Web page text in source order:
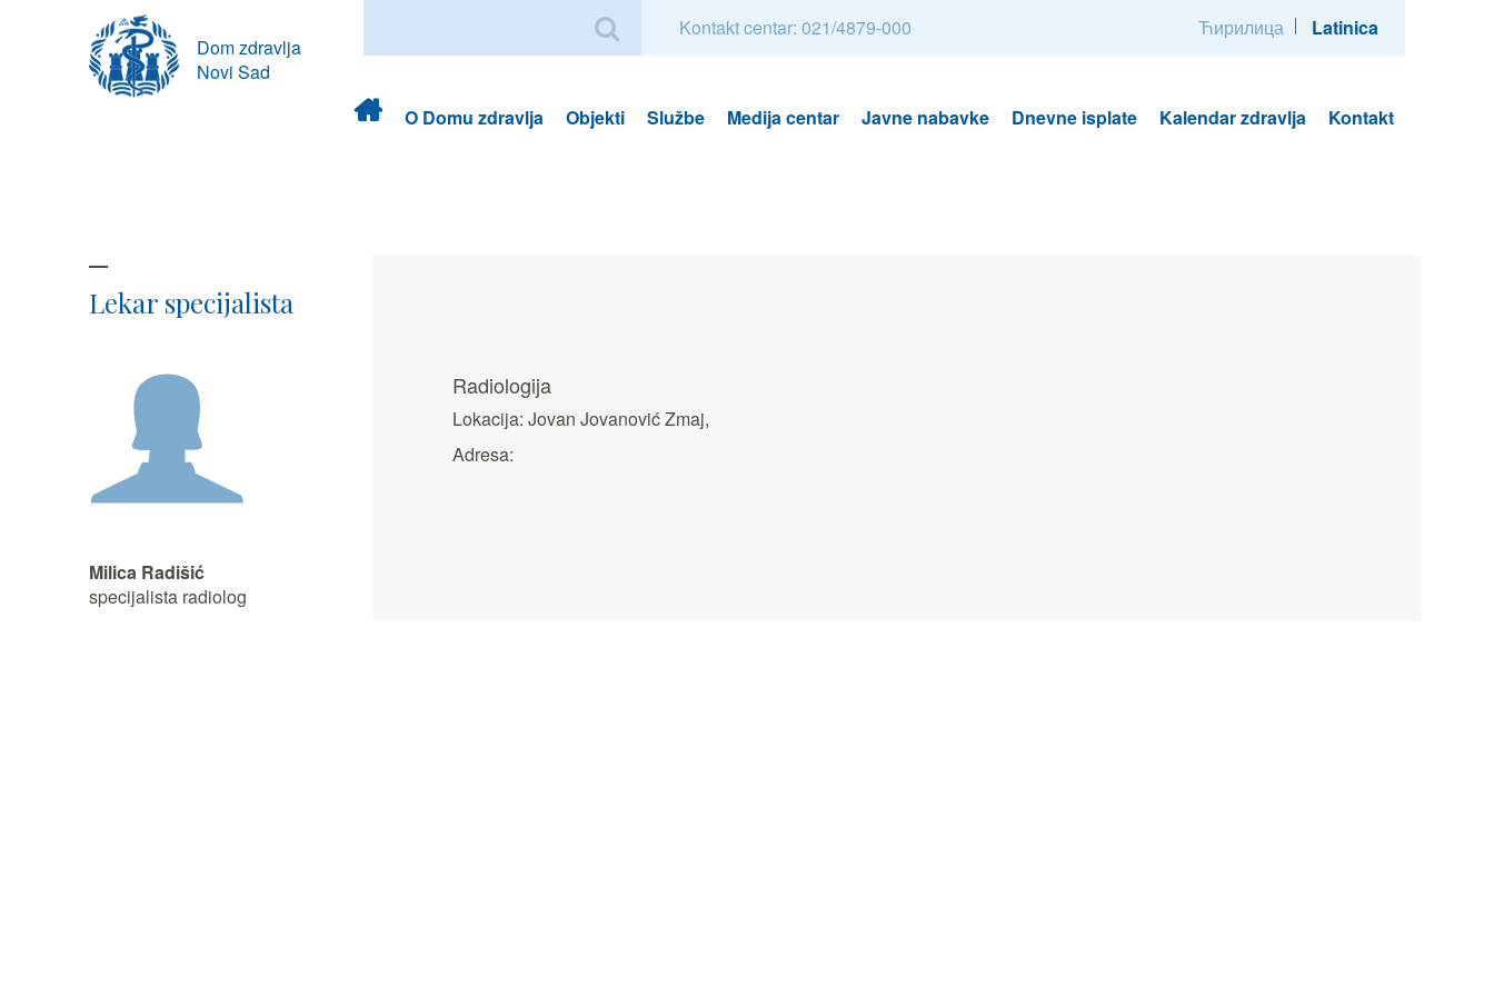
Dom zdravlja
Novi Sad
Kontakt centar: 021/4879-000 Ћирилица Latinica
Dom
zdravlja
O Domu zdravlja Objekti Službe Medija centar Javne nabavke Dnevne isplate Kalendar zdravlja Kontakt
Lekar specijalista
Milica Radišić
specijalista radiolog
Radiologija
Lokacija: Jovan Jovanović Zmaj,
Adresa: